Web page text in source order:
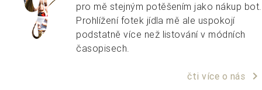
pro mě stejným potěšením jako nákup bot.
Prohlížení fotek jídla mě ale uspokojí
podstatně více než listování v módních
časopisech.
čti více o nás keyboard_arrow_right